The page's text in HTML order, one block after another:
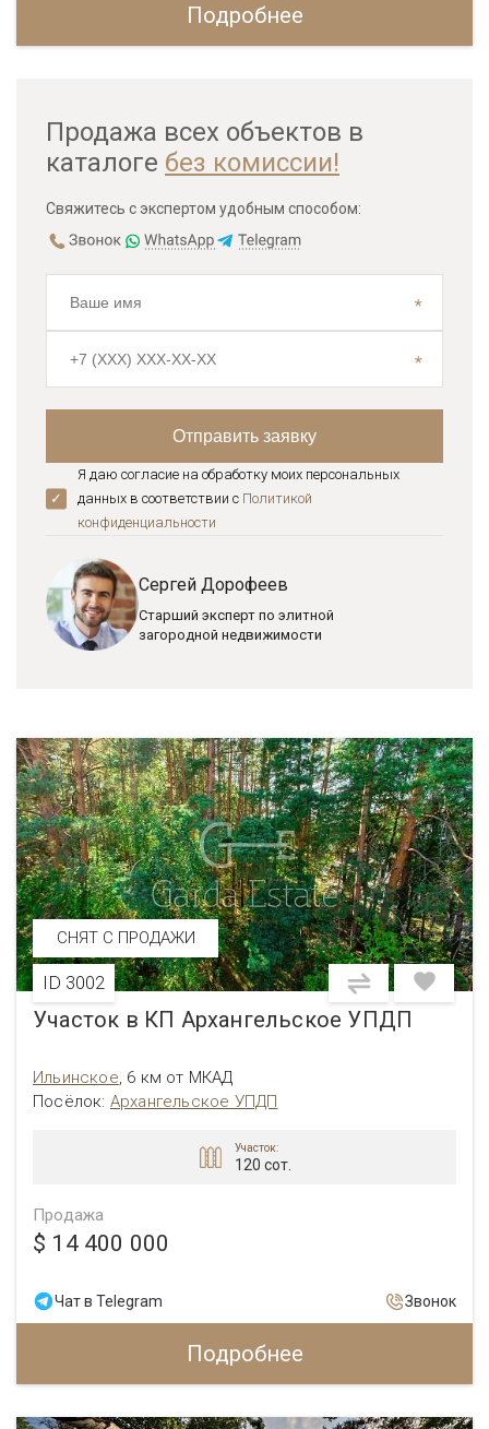
Подробнее
Продажа всех объектов в
каталоге без комиссии!
Свяжитесь с экспертом удобным способом:
Я даю согласие на обработку моих персональных
данных в соответствии с Политикой
конфиденциальноcти
Сергей Дорофеев
Старший эксперт по элитной
загородной недвижимости
ID 3002
СНЯТ С ПРОДАЖИ
Участок в КП Архангельское УПДП
Ильинское, 6 км от МКАД
Посёлок: Архангельское УПДП
Участок:
120 сот.
Продажа
$ 14 400 000
Чат в Telegram Звонок
Подробнее